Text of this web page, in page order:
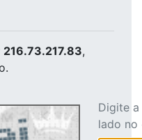
216.73.217.83,
Digite
lado no